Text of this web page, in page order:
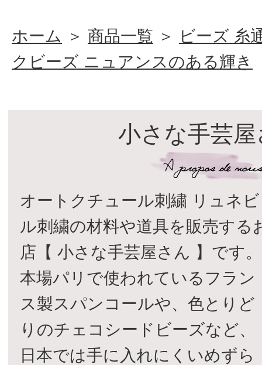
ホーム ＞ 商品一覧 ＞
ビーズ 糸
クビーズ ニュアンスのある輝き
小さな手芸
オートクチュール刺繍 リュネビ
ル刺繍の材料や道具を販売する
店【 小さな手芸屋さん 】です。
本場パリで使われているフラン
ス製スパンコールや、色とりど
りのチェコシードビーズなど、
日本では手に入れにくいめずら